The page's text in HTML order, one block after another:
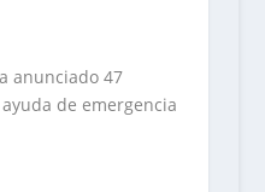
anunciado 47
de emergencia